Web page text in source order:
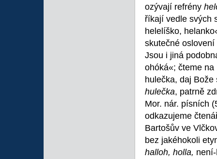
ozývají refrény
říkají vedle svých
helelíško,
skutečné
Jsou i jiná
ohóká«; čteme
hulečka, daj
hulečka, patrně
Mor. nár. písních
odkazujeme
Bartošův ve
bez jakéhokoli
halloh, holla,